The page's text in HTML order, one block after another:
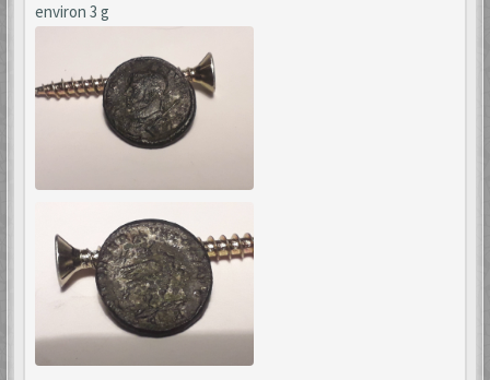
environ 3 g